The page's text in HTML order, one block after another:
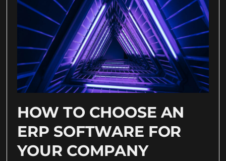
HOW TO CHOOSE AN
ERP SOFTWARE FOR
YOUR COMPANY